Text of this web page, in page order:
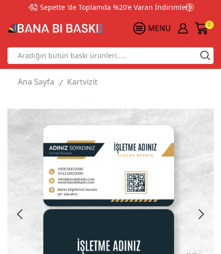
Sepette 'de Toplamda %20'e Varan İndirimler!
MENÜ 0
Search
input
Ana Sayfa / Kartvizit